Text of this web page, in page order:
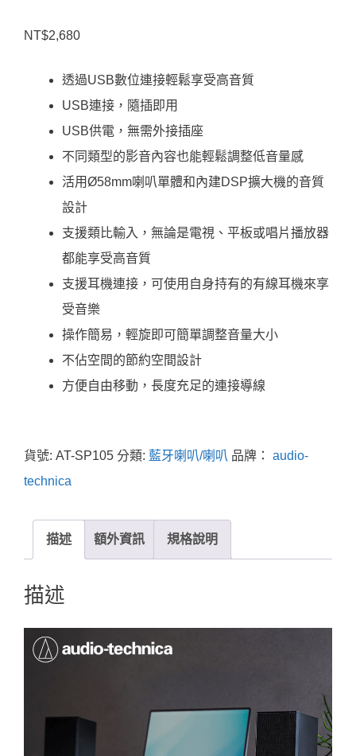
NT$2,680
透過USB數位連接輕鬆享受高音質
USB連接，隨插即用
USB供電，無需外接插座
不同類型的影音內容也能輕鬆調整低音量感
活用Ø58mm喇叭單體和內建DSP擴大機的音質
設計
支援類比輸入，無論是電視、平板或唱片播放器
都能享受高音質
支援耳機連接，可使用自身持有的有線耳機來享
受音樂
操作簡易，輕旋即可簡單調整音量大小
不佔空間的節約空間設計
方便自由移動，長度充足的連接導線
貨號: AT-SP105 分類: 藍牙喇叭/喇叭 品牌： audio-
technica
描述 額外資訊 規格說明
描述